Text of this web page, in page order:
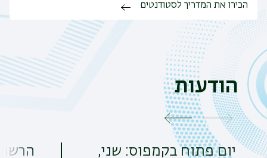
הכירו את המדריך לסטודנטים
הודעות
יום פתוח בקמפוס: שני,